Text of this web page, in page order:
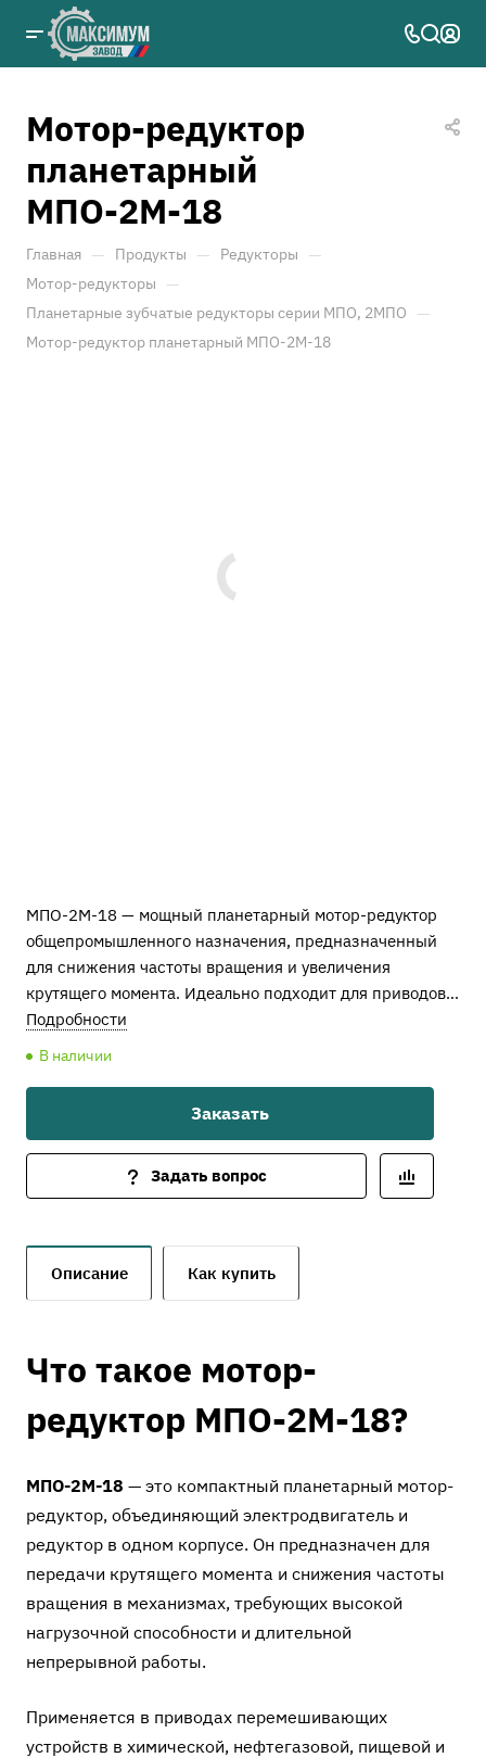
Мотор-редуктор
планетарный
МПО-2М-18
Главная — Продукты — Редукторы —
Мотор-редукторы —
Планетарные зубчатые редукторы серии МПО, 2МПО —
Мотор-редуктор планетарный МПО-2М-18
МПО-2М-18 — мощный планетарный мотор-редуктор
общепромышленного назначения, предназначенный
для снижения частоты вращения и увеличения
крутящего момента. Идеально подходит для приводов
перемешивающих устройств в химической,
нефтегазовой, пищевой и других отраслях.
Подробности
В наличии
Заказать
Задать вопрос
Описание Как купить
Что такое мотор-
редуктор МПО-2М-18?
МПО-2М-18 — это компактный планетарный мотор-
редуктор, объединяющий электродвигатель и
редуктор в одном корпусе. Он предназначен для
передачи крутящего момента и снижения частоты
вращения в механизмах, требующих высокой
нагрузочной способности и длительной
непрерывной работы.
Применяется в приводах перемешивающих
устройств в химической, нефтегазовой, пищевой и